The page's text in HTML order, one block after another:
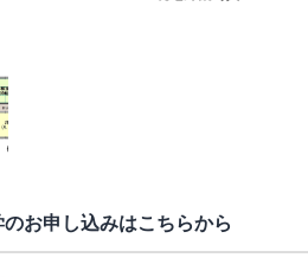
お申し込みはこちらから